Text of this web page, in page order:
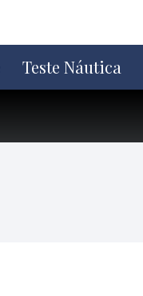
Teste Náutica